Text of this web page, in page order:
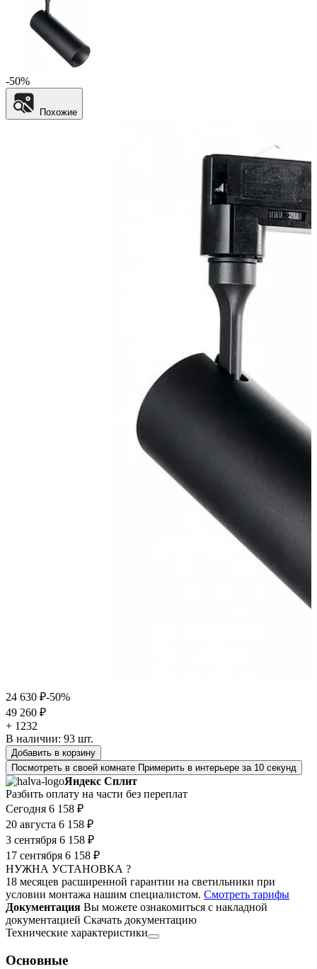
-50%
Похожие
24 630 ₽-50%
49 260 ₽
+ 1232
В наличии: 93 шт.
Добавить в корзину
Посмотреть в своей комнате Примерить в интерьере за 10 секунд
Яндекс Сплит
Разбить оплату на части без переплат
Сегодня 6 158 ₽
20 августа 6 158 ₽
3 сентября 6 158 ₽
17 сентября 6 158 ₽
НУЖНА УСТАНОВКА ?
18 месяцев расширенной гарантии на светильники при
условии монтажа нашим специалистом. Смотреть тарифы
Документация Вы можете ознакомиться с накладной
документацией Скачать документацию
Технические характеристики
Основные